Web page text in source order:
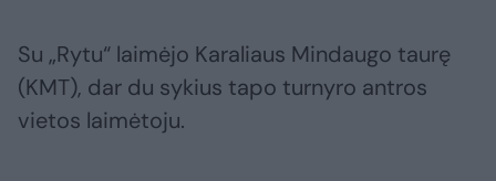
Su „Rytu“ laimėjo Karaliaus Mindaugo taurę
(KMT), dar du sykius tapo turnyro antros
vietos laimėtoju.